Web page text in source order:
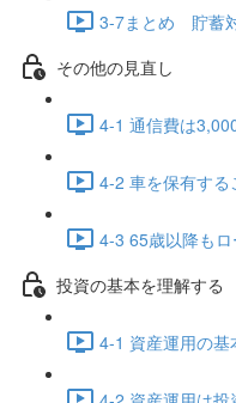
3-7まとめ 貯蓄
その他の見直し
4-1 通信費は
4-2 車を保有す
4-3 65歳以降も
投資の基本を理解する
4-1 資産運用の